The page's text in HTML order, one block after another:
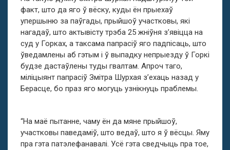
факт, што да яго ў вёску, куды ён прыехаў
упершыню за паўгады, прыйшоў участковы, які
нагадаў, што актывісту трэба 25 жніўня з’явіцца на
суд у Горках, а таксама папрасіў яго падпісаць, што
ўведамлены аб гэтым і ў выпадку непрыезду ў Горкі
будзе дастаўлены туды гвалтам. Апроч таго,
міліцыянт папрасіў Змітра Шурхая з’ехаць назад у
Берасце, бо праз яго могуць узнікнуць праблемы.
“На маё пытанне, чаму ён да мяне прыйшоў,
участковы паведаміў, што ведаў, што я ў вёсцы. Яму
пра гэта патэлефанавалі. Усё гэта сведчыць пра тое,